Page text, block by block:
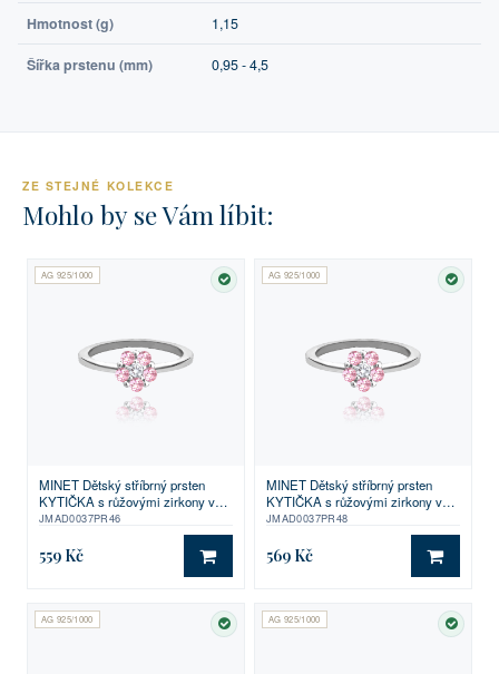
Hmotnost (g) 1,15
Šířka prstenu (mm) 0,95 - 4,5
ZE STEJNÉ KOLEKCE
Mohlo by se Vám líbit:
AG 925/1000
SKLADEM
MINET Dětský stříbrný prsten
KYTIČKA s růžovými zirkony vel.
46
JMAD0037PR46
559 Kč DO KOŠÍKU
AG 925/1000
MINET Dětský stříbrný prsten
KYTIČKA s růžovými zirkony vel.
48
JMAD0037PR48
569 Kč DO
AG 925/1000
SKLADEM
AG 925/1000